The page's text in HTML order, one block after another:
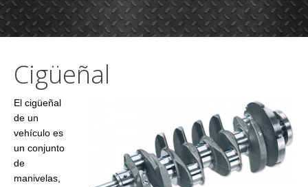
Cigüeñal
El cigüeñal
de un
vehículo es
un conjunto
de
manivelas,